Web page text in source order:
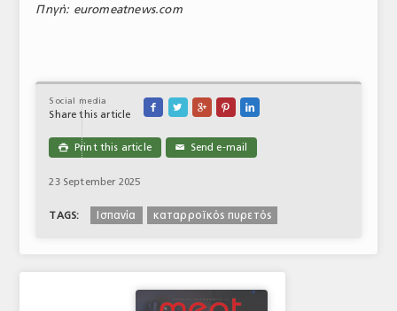
Πηγή: euromeatnews.com
Social media
Share this article
    
 Print this article ✉ Send e-mail
23 September 2025
TAGS: Ισπανία καταρροϊκός πυρετός